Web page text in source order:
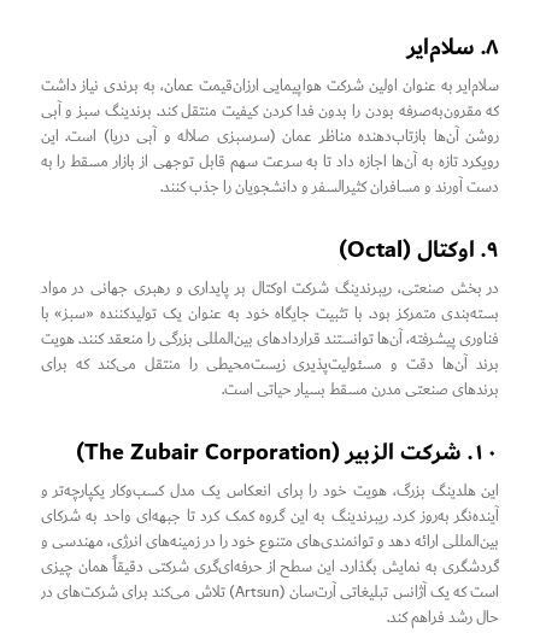
۸. سلام‌ایر
سلام‌ایر به عنوان اولین شرکت هواپیمایی ارزان‌قیمت عمان، به برندی نیاز داشت
که مقرون‌به‌صرفه بودن را بدون فدا کردن کیفیت منتقل کند. برندینگ سبز و آبی
روشن آن‌ها بازتاب‌دهنده مناظر عمان (سرسبزی صلاله و آبی دریا) است. این
رویکرد تازه به آن‌ها اجازه داد تا به سرعت سهم قابل توجهی از بازار مسقط را به
دست آورند و مسافران کثیرالسفر و دانشجویان را جذب کنند.
۹. اوکتال (Octal)
در بخش صنعتی، ریبرندینگ شرکت اوکتال بر پایداری و رهبری جهانی در مواد
بسته‌بندی متمرکز بود. با تثبیت جایگاه خود به عنوان یک تولیدکننده «سبز» با
فناوری پیشرفته، آن‌ها توانستند قراردادهای بین‌المللی بزرگی را منعقد کنند. هویت
برند آن‌ها دقت و مسئولیت‌پذیری زیست‌محیطی را منتقل می‌کند که برای
برندهای صنعتی مدرن مسقط بسیار حیاتی است.
۱۰. شرکت الزبیر (The Zubair Corporation)
این هلدینگ بزرگ، هویت خود را برای انعکاس یک مدل کسب‌وکار یکپارچه‌تر و
آینده‌نگر به‌روز کرد. ریبرندینگ به این گروه کمک کرد تا جبهه‌ای واحد به شرکای
بین‌المللی ارائه دهد و توانمندی‌های متنوع خود را در زمینه‌های انرژی، مهندسی و
گردشگری به نمایش بگذارد. این سطح از حرفه‌ای‌گری شرکتی دقیقاً همان چیزی
است که یک آژانس تبلیغاتی آرت‌سان (Artsun) تلاش می‌کند برای شرکت‌های در
حال رشد فراهم کند.